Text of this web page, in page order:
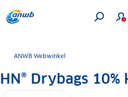
ANWB Webwinkel
HN® Drybags